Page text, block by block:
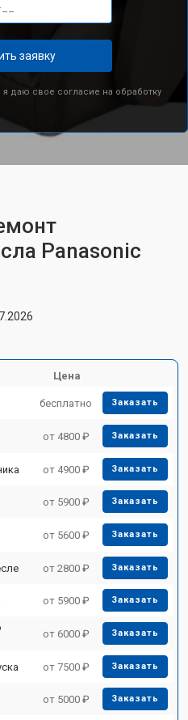
заявку
даю свое согласие на обработку
Panasonic
Цена
бесплатно Заказать
от 4800 ₽ Заказать
от 4900 ₽ Заказать
от 5900 ₽ Заказать
от 5600 ₽ Заказать
от 2800 ₽ Заказать
от 5900 ₽ Заказать
от 6000 ₽ Заказать
от 7500 ₽ Заказать
от 5000 ₽ Заказать